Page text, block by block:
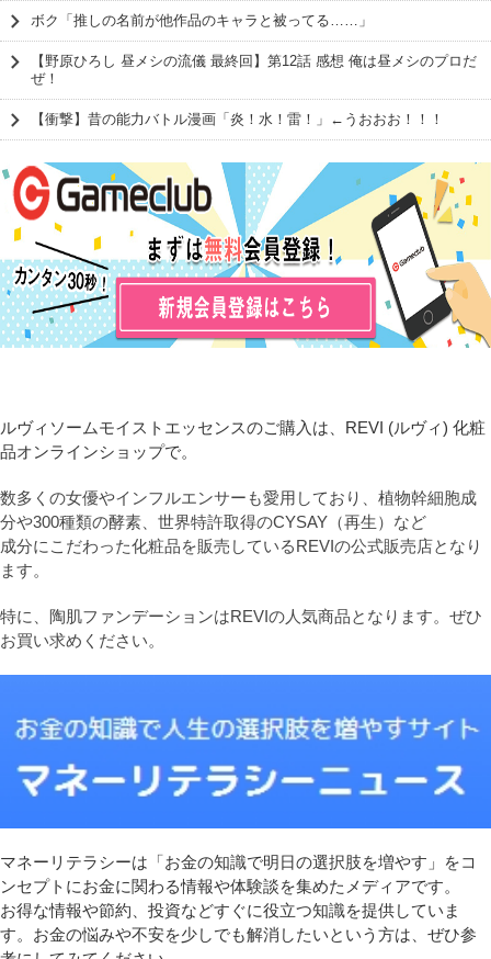
ボク「推しの名前が他作品のキャラと被ってる……」
【野原ひろし 昼メシの流儀 最終回】第12話 感想 俺は昼メシのプロだ
ぜ！
【衝撃】昔の能力バトル漫画「炎！水！雷！」←うおおお！！！
ルヴィソームモイストエッセンスのご購入は、REVI (ルヴィ) 化粧
品オンラインショップで。
数多くの女優やインフルエンサーも愛用しており、植物幹細胞成
分や300種類の酵素、世界特許取得のCYSAY（再生）など
成分にこだわった化粧品を販売しているREVIの公式販売店となり
ます。
特に、陶肌ファンデーションはREVIの人気商品となります。ぜひ
お買い求めください。
マネーリテラシーは「お金の知識で明日の選択肢を増やす」をコ
ンセプトにお金に関わる情報や体験談を集めたメディアです。
お得な情報や節約、投資などすぐに役立つ知識を提供していま
す。お金の悩みや不安を少しでも解消したいという方は、ぜひ参